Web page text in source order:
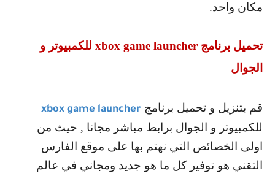
مكان واحد.
تحميل برنامج xbox game launcher للكمبيوتر و
الجوال
قم بتنزيل و تحميل برنامج xbox game launcher
للكمبيوتر و الجوال برابط مباشر مجانا , حيث من
اولى الخصائص التي نهتم بها على موقع الفارس
التقني هو توفير كل ما هو جديد ومجاني في عالم